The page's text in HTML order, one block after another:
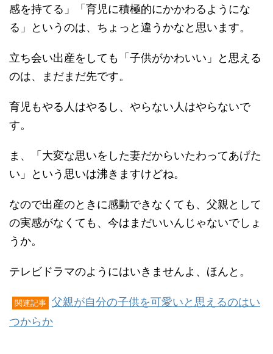
感を持てる」「育児に積極的にかかわるようにな
る」というのは、ちょっと違うかなと思います。
立ち会い出産をしても「子供がかわいい」と思える
のは、まだまだ先です。
育児もやる人はやるし、やらない人はやらないで
す。
ま、「大変な思いをした妻だからいたわってあげた
い」という思いは沸きますけどね。
なので出産のときに感動できなくても、父親として
の実感がなくても、今はまだいいんじゃないでしょ
うか。
テレビドラマのようにはいきませんよ、ほんと。
関連記事 父親が自分の子供を可愛いと思えるのはい
つからか